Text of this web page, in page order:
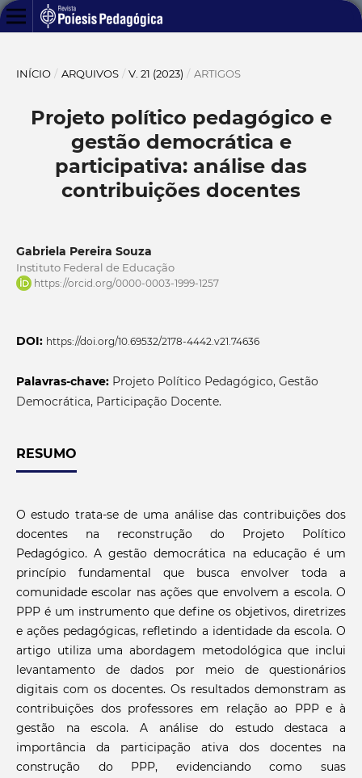
INÍCIO / ARQUIVOS / V. 21 (2023) / ARTIGOS
Projeto político pedagógico e
gestão democrática e
participativa: análise das
contribuições docentes
Gabriela Pereira Souza
Instituto Federal de Educação
https://orcid.org/0000-0003-1999-1257
DOI: https://doi.org/10.69532/2178-4442.v21.74636
Palavras-chave: Projeto Político Pedagógico, Gestão
Democrática, Participação Docente.
RESUMO
O estudo trata-se de uma análise das contribuições dos
docentes na reconstrução do Projeto Político
Pedagógico. A gestão democrática na educação é um
princípio fundamental que busca envolver toda a
comunidade escolar nas ações que envolvem a escola. O
PPP é um instrumento que define os objetivos, diretrizes
e ações pedagógicas, refletindo a identidade da escola. O
artigo utiliza uma abordagem metodológica que inclui
levantamento de dados por meio de questionários
digitais com os docentes. Os resultados demonstram as
contribuições dos professores em relação ao PPP e à
gestão na escola. A análise do estudo destaca a
importância da participação ativa dos docentes na
construção do PPP, evidenciando como suas